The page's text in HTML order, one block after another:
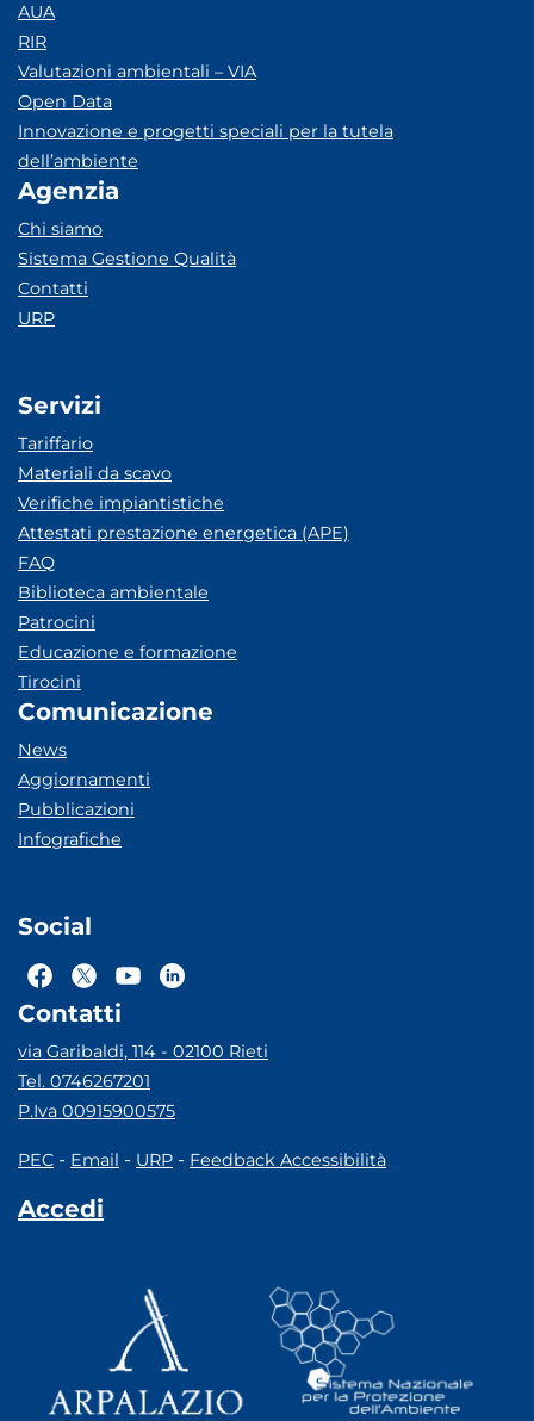
AUA
RIR
Valutazioni ambientali – VIA
Open Data
Innovazione e progetti speciali per la tutela
dell’ambiente
Agenzia
Chi siamo
Sistema Gestione Qualità
Contatti
URP
Servizi
Tariffario
Materiali da scavo
Verifiche impiantistiche
Attestati prestazione energetica (APE)
FAQ
Biblioteca ambientale
Patrocini
Educazione e formazione
Tirocini
Comunicazione
News
Aggiornamenti
Pubblicazioni
Infografiche
Social
Contatti
via Garibaldi, 114 - 02100 Rieti
Tel. 0746267201
P.Iva 00915900575
PEC - Email - URP - Feedback Accessibilità
Accedi